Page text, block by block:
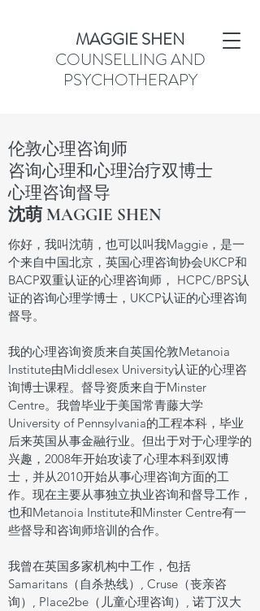
MAGGIE SHEN
COUNSELLING AND
PSYCHOTHERAPY
伦敦心理咨询师
咨询心理和心理治疗双博士
心理咨询督导
沈萌 MAGGIE SHEN
你好，我叫沈萌，也可以叫我Maggie，是一
个来自中国北京，英国心理咨询协会UKCP和
BACP双重认证的心理咨询师， HCPC/BPS认
证的咨询心理学博士，UKCP认证的心理咨询
督导。
我的心理咨询资质来自英国伦敦Metanoia
Institute由Middlesex University认证的心理咨
询博士课程。督导资质来自于Minster
Centre。我曾毕业于美国常青藤大学
University of Pennsylvania的工程本科，毕业
后来英国从事金融行业。但出于对于心理学的
兴趣，2008年开始攻读了心理本科到双博
士，并从2010开始从事心理咨询方面的工
作。现在主要从事独立执业咨询和督导工作，
也和Metanoia Institute和Minster Centre有一
些督导和咨询师培训的合作。
我曾在英国多家机构中工作，包括
Samaritans（自杀热线）, Cruse（丧亲咨
询）, Place2be（儿童心理咨询）, 诺丁汉大